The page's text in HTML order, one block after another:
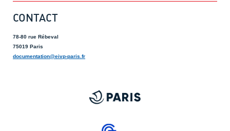
CONTACT
78-80 rue Rébeval
75019 Paris
documentation@eivp-paris.fr